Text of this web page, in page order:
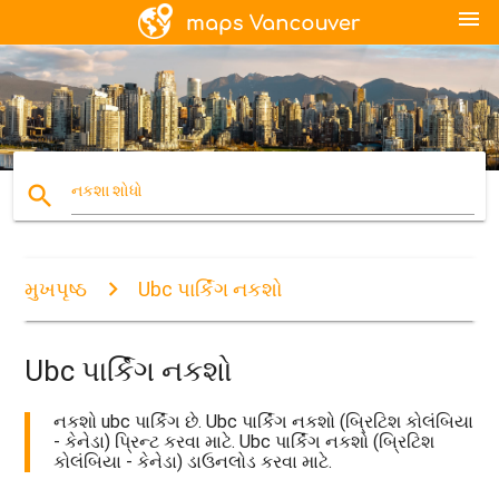
menu
search નકશા શોધો
મુખપૃષ્ઠ Ubc પાર્કિંગ નકશો
Ubc પાર્કિંગ નકશો
નકશો ubc પાર્કિંગ છે. Ubc પાર્કિંગ નકશો (બ્રિટિશ કોલંબિયા
- કેનેડા) પ્રિન્ટ કરવા માટે. Ubc પાર્કિંગ નકશો (બ્રિટિશ
કોલંબિયા - કેનેડા) ડાઉનલોડ કરવા માટે.